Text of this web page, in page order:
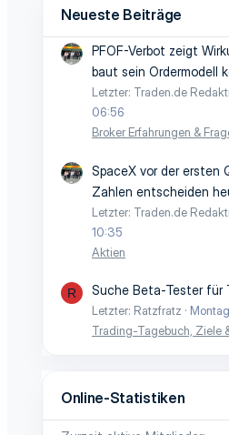
Neueste Beiträge
PFOF-Verbot zeigt
baut sein Ordermodell
Letzter: Traden.de
06:56
Broker Erfahrungen &
SpaceX vor der ersten
Zahlen entscheiden
Letzter: Traden.de
10:35
Aktien
R Suche Beta-Tester für
Letzter: Ratzfratz
Trading-Tagebuch, Ziele
Online-Statistiken